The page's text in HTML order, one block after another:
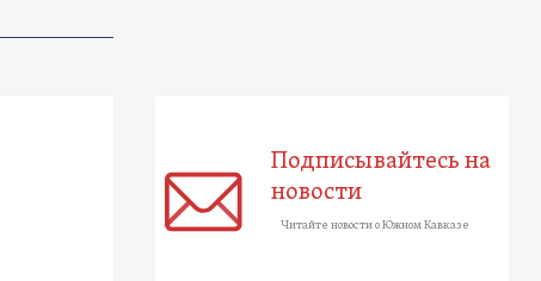
Подписывайтесь на
новости
Читайте новости о Южном Кавказе